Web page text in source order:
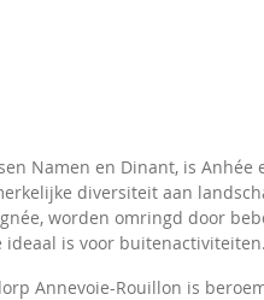
Namen en Dinant, is Anhée
diversiteit aan
worden omringd door
is voor buitenactiviteiten.
Annevoie-Rouillon is